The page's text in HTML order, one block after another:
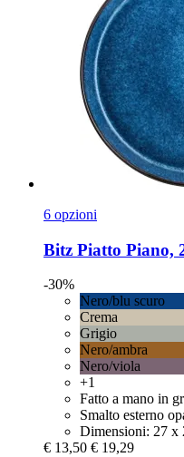
6 opzioni
Bitz Piatto Piano,
-30%
Nero/blu scuro
Crema
Grigio
Nero/ambra
Nero/viola
+1
Fatto a mano in
Smalto esterno
Dimensioni: 27 x
€ 13,50 € 19,29